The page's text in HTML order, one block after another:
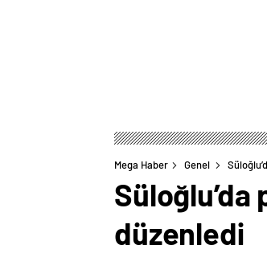
Mega Haber Genel
düzenledi